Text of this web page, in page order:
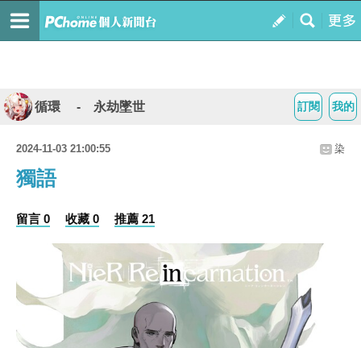
我的
訂閱
循環 - 永劫墜世
2024-11-03 21:00:55 染
獨語
留言 0 收藏 0 推薦 21